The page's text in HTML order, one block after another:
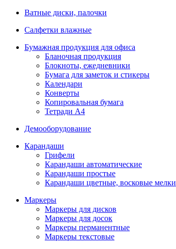
Ватные диски, палочки
Салфетки влажные
Бумажная продукция для офиса
Бланочная продукция
Блокноты, ежедневники
Бумага для заметок и стикеры
Календари
Конверты
Копировальная бумага
Тетради А4
Демооборудование
Карандаши
Грифели
Карандаши автоматические
Карандаши простые
Карандаши цветные, восковые мелки
Маркеры
Маркеры для дисков
Маркеры для досок
Маркеры перманентные
Маркеры текстовые